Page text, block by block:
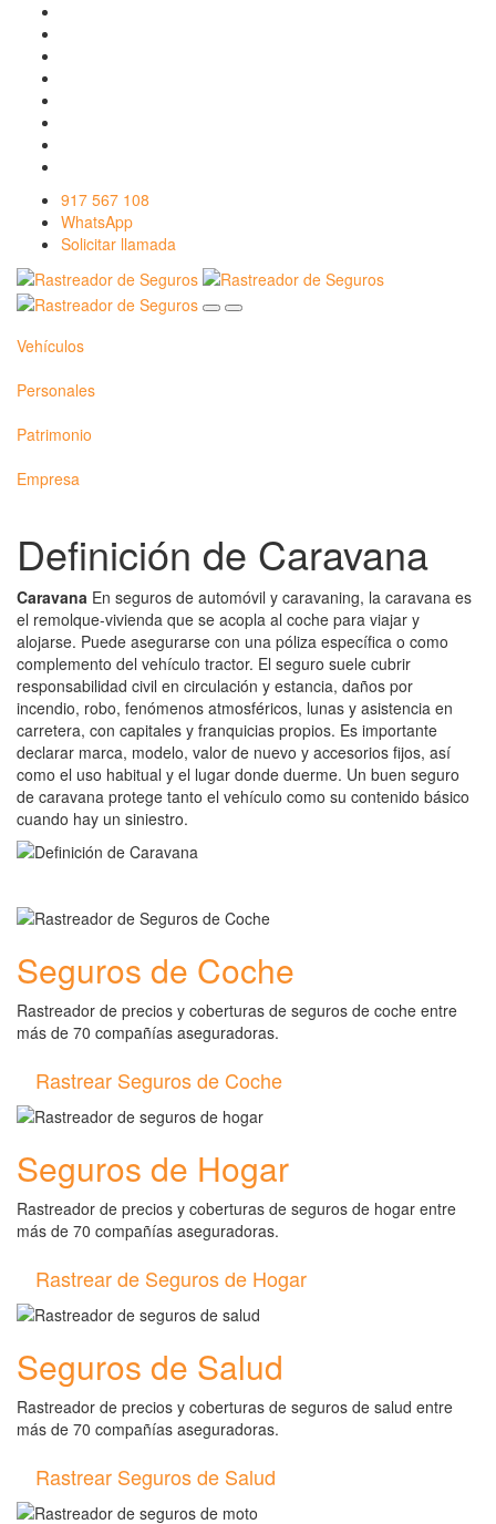
917 567 108
WhatsApp
Solicitar llamada
Vehículos
Personales
Patrimonio
Empresa
Definición de Caravana
Caravana En seguros de automóvil y caravaning, la caravana es
el remolque-vivienda que se acopla al coche para viajar y
alojarse. Puede asegurarse con una póliza específica o como
complemento del vehículo tractor. El seguro suele cubrir
responsabilidad civil en circulación y estancia, daños por
incendio, robo, fenómenos atmosféricos, lunas y asistencia en
carretera, con capitales y franquicias propios. Es importante
declarar marca, modelo, valor de nuevo y accesorios fijos, así
como el uso habitual y el lugar donde duerme. Un buen seguro
de caravana protege tanto el vehículo como su contenido básico
cuando hay un siniestro.
Seguros de Coche
Rastreador de precios y coberturas de seguros de coche entre
más de 70 compañías aseguradoras.
Rastrear Seguros de Coche
Seguros de Hogar
Rastreador de precios y coberturas de seguros de hogar entre
más de 70 compañías aseguradoras.
Rastrear de Seguros de Hogar
Seguros de Salud
Rastreador de precios y coberturas de seguros de salud entre
más de 70 compañías aseguradoras.
Rastrear Seguros de Salud